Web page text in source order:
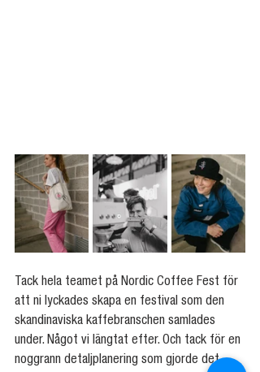
Tack hela teamet på Nordic Coffee Fest för
att ni lyckades skapa en festival som den
skandinaviska kaffebranschen samlades
under. Något vi längtat efter. Och tack för en
noggrann detaljplanering som gjorde det